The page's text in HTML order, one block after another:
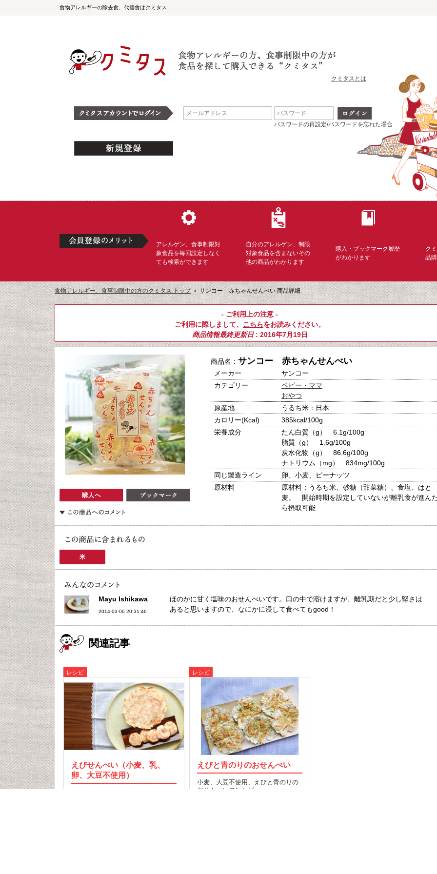
食物アレルギーの除去食、代替食はクミタス
クミタスとは
パスワードの再設定/パスワードを忘れた場合
アレルゲン、食事制限対
象食品を毎回設定しなく
ても検索ができます
自分のアレルゲン、制限
対象食品を含まないその
他の商品がわかります
購入・ブックマーク履歴
がわかります
ク
品
食物アレルギー、食事制限中の方のクミタス トップ＞サンコー 赤ちゃんせんべい 商品詳細
- ご利用上の注意 -
ご利用に際しまして、 こちらをお読みください。
商品情報最終更新日: 2016年7月19日
商品名： サンコー 赤ちゃんせんべい
メーカー
サンコー
カテゴリー
ベビー・ママ
おやつ
原産地
うるち米：日本
カロリー(Kcal)
385kcal/100g
栄養成分
たん白質（g） 6.1g/100g
脂質（g） 1.6g/100g
炭水化物（g） 86.6g/100g
ナトリウム（mg） 834mg/100g
同じ製造ライン
卵、小麦、ピーナッツ
原材料
原材料：うるち米、砂糖（甜菜糖）、食塩、はと
麦。 開始時期を設定していないが離乳食が進ん
ら摂取可能
米
Mayu Ishikawa
2014-03-06 20:31:46
ほのかに甘く塩味のおせんべいです。口の中で溶けますが、離乳期だと少し堅さは
あると思いますので、なにかに浸して食べてもgood！
関連記事
レシピ
えびせんべい（小麦、乳、
卵、大豆不使用）
レシピ
えびと青のりのおせんべい
小麦、大豆不使用、えびと青のりの
おせんべいのレシピ…